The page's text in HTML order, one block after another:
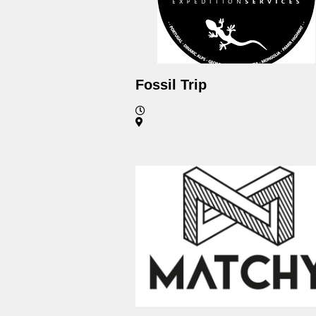
Fossil Trip